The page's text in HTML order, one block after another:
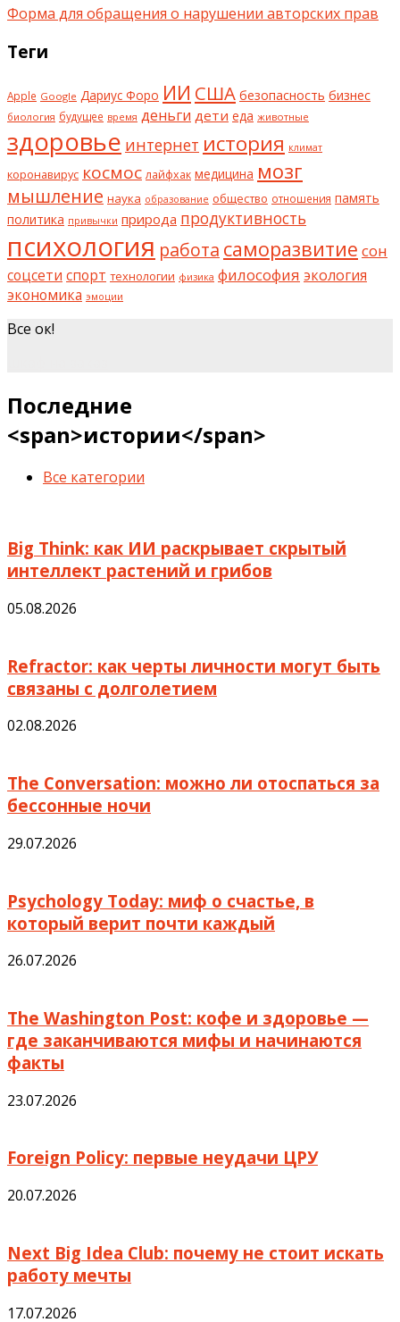
Форма для обращения о нарушении авторских прав
Теги
Apple Google Дариус Форо ИИ США безопасность бизнес
биология будущее время деньги дети еда животные
здоровье интернет история климат
коронавирус космос лайфхак медицина мозг
мышление наука образование общество отношения память
политика привычки природа продуктивность
психология работа саморазвитие сон
соцсети спорт технологии физика философия экология
экономика эмоции
Все ок!
Последние
<span>истории</span>
Все категории
Big Think: как ИИ раскрывает скрытый
интеллект растений и грибов
05.08.2026
Refractor: как черты личности могут быть
связаны с долголетием
02.08.2026
The Conversation: можно ли отоспаться за
бессонные ночи
29.07.2026
Psychology Today: миф о счастье, в
который верит почти каждый
26.07.2026
The Washington Post: кофе и здоровье —
где заканчиваются мифы и начинаются
факты
23.07.2026
Foreign Policy: первые неудачи ЦРУ
20.07.2026
Next Big Idea Club: почему не стоит искать
работу мечты
17.07.2026